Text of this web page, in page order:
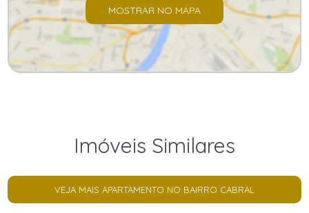
MOSTRAR NO MAPA
Imóveis Similares
VEJA MAIS APARTAMENTO NO BAIRRO CABRAL